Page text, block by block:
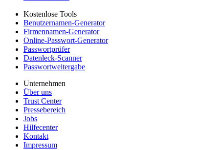
Kostenlose Tools
Benutzernamen-Generator
Firmennamen-Generator
Online-Passwort-Generator
Passwortprüfer
Datenleck-Scanner
Passwortweitergabe
Unternehmen
Über uns
Trust Center
Pressebereich
Jobs
Hilfecenter
Kontakt
Impressum